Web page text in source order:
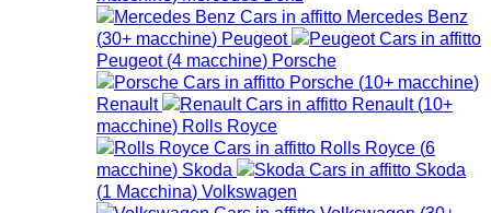
Mercedes Benz
(30+ macchine) Peugeot
Peugeot (4 macchine) Porsche
Porsche (10+ macchine)
Renault
Renault (10+
macchine) Rolls Royce
Rolls Royce (6
macchine) Skoda
Skoda
(1 Macchina) Volkswagen